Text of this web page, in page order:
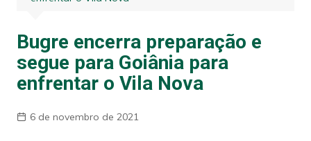
Bugre encerra preparação e
segue para Goiânia para
enfrentar o Vila Nova
6 de novembro de 2021